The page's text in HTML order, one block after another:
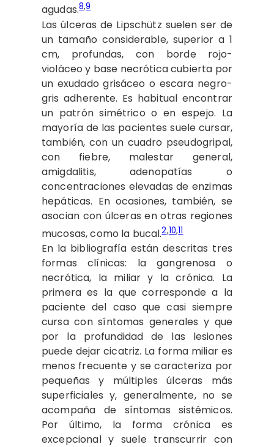
agudas.8,9
Las úlceras de Lipschütz suelen ser de
un tamaño considerable, superior a 1
cm, profundas, con borde rojo-
violáceo y base necrótica cubierta por
un exudado grisáceo o escara negro-
gris adherente. Es habitual encontrar
un patrón simétrico o en espejo. La
mayoría de las pacientes suele cursar,
también, con un cuadro pseudogripal,
con fiebre, malestar general,
amigdalitis, adenopatías o
concentraciones elevadas de enzimas
hepáticas. En ocasiones, también, se
asocian con úlceras en otras regiones
mucosas, como la bucal.2,10,11
En la bibliografía están descritas tres
formas clínicas: la gangrenosa o
necrótica, la miliar y la crónica. La
primera es la que corresponde a la
paciente del caso que casi siempre
cursa con síntomas generales y que
por la profundidad de las lesiones
puede dejar cicatriz. La forma miliar es
menos frecuente y se caracteriza por
pequeñas y múltiples úlceras más
superficiales y, generalmente, no se
acompaña de síntomas sistémicos.
Por último, la forma crónica es
excepcional y suele transcurrir con